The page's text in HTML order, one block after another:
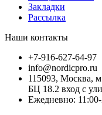
Закладки
Рассылка
Наши контакты
+7-916-627-64-97
info@nordicpro.ru
115093, Москва,
БЦ 18.2 вход с
Ежедневно: